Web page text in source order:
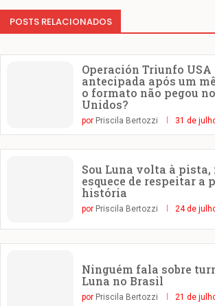
POSTS RELACIONADOS
Operación Triunfo
antecipada após um
o formato não pegou
Unidos?
por Priscila Bertozzi 31 de
Sou Luna volta à pista,
esquece de respeitar a
história
por Priscila Bertozzi 24 de
Ninguém fala sobre
Luna no Brasil
por Priscila Bertozzi 21 de